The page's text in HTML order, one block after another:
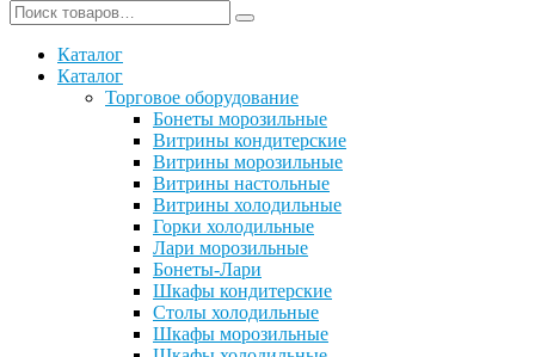
Каталог
Каталог
Торговое оборудование
Бонеты морозильные
Витрины кондитерские
Витрины морозильные
Витрины настольные
Витрины холодильные
Горки холодильные
Лари морозильные
Бонеты-Лари
Шкафы кондитерские
Столы холодильные
Шкафы морозильные